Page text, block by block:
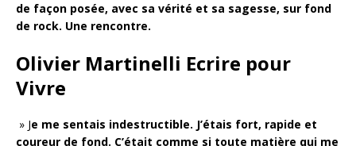
de façon posée, avec sa vérité et sa sagesse, sur fond
de rock. Une rencontre.
Olivier Martinelli Ecrire pour
Vivre
» Je me sentais indestructible. J’étais fort, rapide et
coureur de fond. C’était comme si toute matière qui me